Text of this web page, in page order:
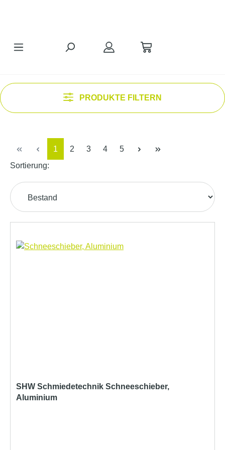
PRODUKTE FILTERN
Seite
1 Seite
2 Seite
3 Seite
4 Seite
5
Sortierung:
SHW Schmiedetechnik Schneeschieber,
Aluminium